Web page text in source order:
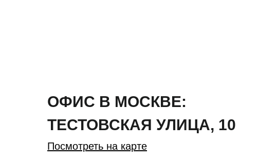
ОФИС В МОСКВЕ:
ТЕСТОВСКАЯ УЛИЦА, 10
Посмотреть на карте